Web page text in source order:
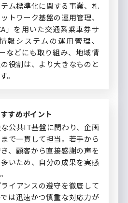
ム標準化に関する事業、札
トワーク基盤の運用管理、
」を用いた交通系乗車券サ
報システムの運用管理、
などにも取り組み、地域情
役割は、より大きなものと
。
すめポイント
な公共IT基盤に関わり、企画
で一貫して担当。若手から
、顧客から直接感謝の声を
いため、自分の成果を実感
イアンスの遵守を徹底して
は迅速かつ慎重な対応力が